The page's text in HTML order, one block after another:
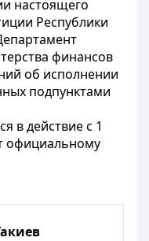
настоящего
Республики
финансов
об исполнении
подпунктами
в действие с 1
официальному